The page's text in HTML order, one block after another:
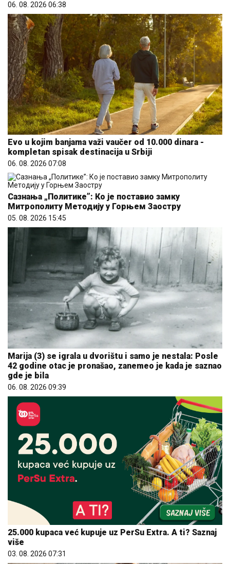
06. 08. 2026 06:38
Evo u kojim banjama važi vaučer od 10.000 dinara -
kompletan spisak destinacija u Srbiji
06. 08. 2026 07:08
Сазнања „Политике”: Ко је поставио замку
Митрополиту Методију у Горњем Заостру
05. 08. 2026 15:45
Marija (3) se igrala u dvorištu i samo je nestala: Posle
42 godine otac je pronašao, zanemeo je kada je saznao
gde je bila
06. 08. 2026 09:39
25.000 kupaca već kupuje uz PerSu Extra. A ti? Saznaj
više
03. 08. 2026 07:31